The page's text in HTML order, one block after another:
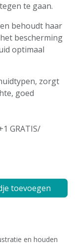
te gaan.
behoudt haar
bescherming
optimaal
zorgt
goed
GRATIS/
toevoegen
en houden